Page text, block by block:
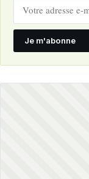
Je m'abonne